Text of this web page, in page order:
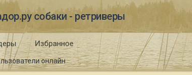
собаки - ретриверы
онлайн
Избранное